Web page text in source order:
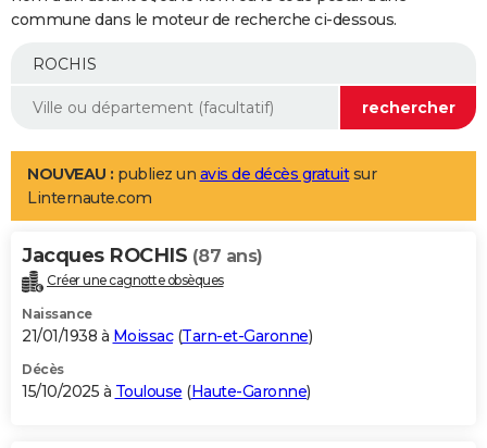
Essais
Réserver un essai
Citadines
Berlines
SUV
Forum auto
+
Mobiles
Meilleur smartphone
Internet
Ordinateurs
Jeux vidéo
Guide high-tech
Aménagement intérieur
LIFESTYLE
Art de vivre
Bien-être
Loisirs
Mode
Modes de vie
Alimentation
Guide de la santé
Maladies
Médicaments
Sommeil
VOYAGE
Destinations
City break
Voyage nature
Voyage de noces
Forum
Climat
+PHOTO
GUIDES D'ACHAT
BONS PLANS
commune dans le moteur de recherche ci-dessous.
NOUVEAU : publiez un avis de décès gratuitsur
Linternaute.com
Jacques ROCHIS (87 ans)
Créer une cagnotte obsèques
Naissance
21/01/1938 à Moissac(Tarn-et-Garonne)
Décès
15/10/2025 à Toulouse (Haute-Garonne)